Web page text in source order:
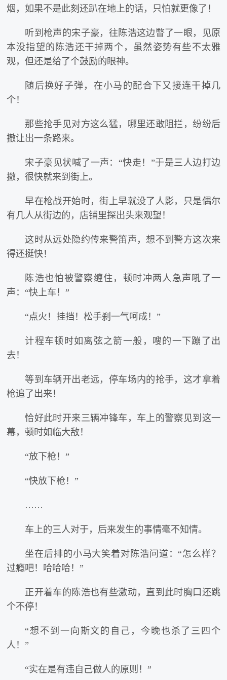
烟，如果不是此刻还趴在地上的话，只怕就更像了！
听到枪声的宋子豪，往陈浩这边瞥了一眼，见原
本没指望的陈浩还干掉两个，虽然姿势有些不太雅
观，但还是给了个鼓励的眼神。
随后换好子弹，在小马的配合下又接连干掉几
个！
那些抢手见对方这么猛，哪里还敢阻拦，纷纷后
撤让出一条路来。
宋子豪见状喊了一声：“快走！”于是三人边打边
撤，很快就来到街上。
早在枪战开始时，街上早就没了人影，只是偶尔
有几人从街边的，店铺里探出头来观望！
这时从远处隐约传来警笛声，想不到警方这次来
得还挺快！
陈浩也怕被警察缠住，顿时冲两人急声吼了一
声：“快上车！”
“点火！挂挡！松手刹一气呵成！”
计程车顿时如离弦之箭一般，嗖的一下蹦了出
去！
等到车辆开出老远，停车场内的抢手，这才拿着
枪追了出来！
恰好此时开来三辆冲锋车，车上的警察见到这一
幕，顿时如临大敌！
“放下枪！”
“快放下枪！”
……
车上的三人对于，后来发生的事情毫不知情。
坐在后排的小马大笑着对陈浩问道：“怎么样？
过瘾吧！哈哈哈！”
正开着车的陈浩也有些激动，直到此时胸口还跳
个不停！
“想不到一向斯文的自己，今晚也杀了三四个
人！”
“实在是有违自己做人的原则！”